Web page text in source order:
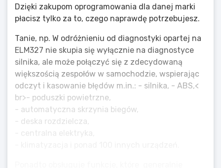
Dzięki zakupom oprogramowania dla danej marki
płacisz tylko za to, czego naprawdę potrzebujesz.
Tanie, np. W odróżnieniu od diagnostyki opartej na
ELM327 nie skupia się wyłącznie na diagnostyce
silnika, ale może połączyć się z zdecydowaną
większością zespołów w samochodzie, wspierając
odczyt i kasowanie błędów m.in.: - silnika, - ABS,<
br>- poduszki powietrzne,
- automatyczna skrzynia biegów,
- deska rozdzielcza,
- centralna elektryka,